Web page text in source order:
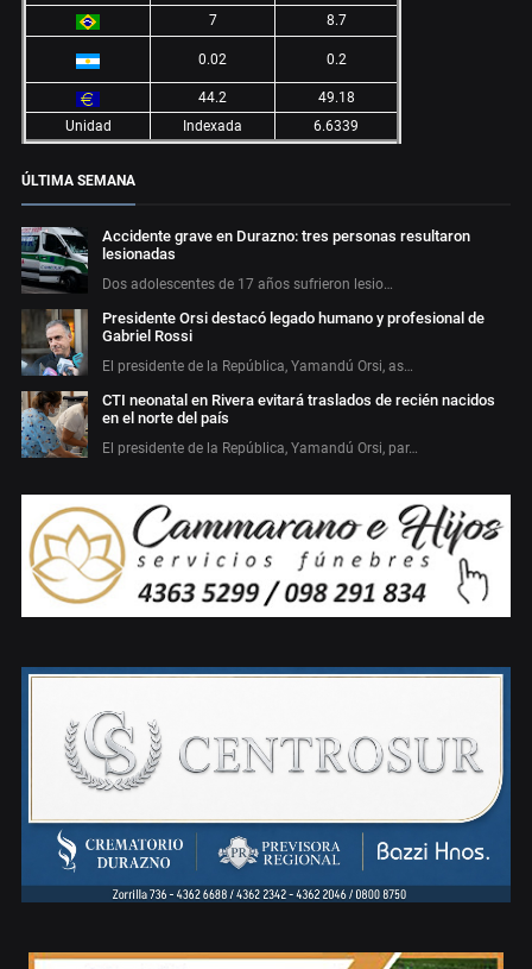
7 8.7
0.02 0.2
44.2
49.18
Unidad
Indexada 6.6339
ÚLTIMA SEMANA
Accidente grave en Durazno: tres personas resultaron
lesionadas
Dos adolescentes de 17 años sufrieron lesio…
Presidente Orsi destacó legado humano y profesional de
Gabriel Rossi
El presidente de la República, Yamandú Orsi, as…
CTI neonatal en Rivera evitará traslados de recién nacidos
en el norte del país
El presidente de la República, Yamandú Orsi, par…